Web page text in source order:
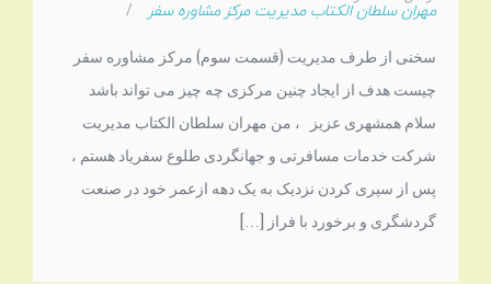
مهران سلطان الکتاب مدیریت مرکز مشاوره سفر /
سخنی از طرف مدیریت (قسمت سوم) مرکز مشاوره سفر
چیست هدف از ایجاد چنین مرکزی چه چیز می تواند باشد
سلام همشهری عزیز ، من مهران سلطان الکتاب مدیریت
شرکت خدمات مسافرتی و جهانگردی طلوع سفریاد هستم ،
پس از سپری کردن نزدیک به یک دهه ازعمر خود در صنعت
گردشگری و برخورد با فراز […]